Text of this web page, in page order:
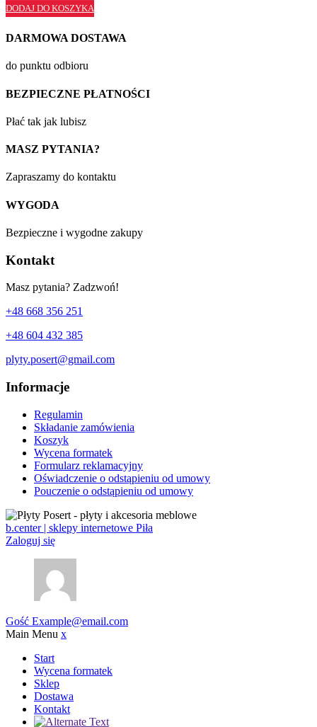
DODAJ DO KOSZYKA
DARMOWA DOSTAWA
do punktu odbioru
BEZPIECZNE PŁATNOŚCI
Płać tak jak lubisz
MASZ PYTANIA?
Zapraszamy do kontaktu
WYGODA
Bezpieczne i wygodne zakupy
Kontakt
Masz pytania? Zadzwoń!
+48 668 356 251
+48 604 432 385
plyty.posert@gmail.com
Informacje
Regulamin
Składanie zamówienia
Koszyk
Wycena formatek
Formularz reklamacyjny
Oświadczenie o odstąpieniu od umowy
Pouczenie o odstąpieniu od umowy
b.center | sklepy internetowe Piła
Zaloguj się
Gość Example@email.com
Main Menu x
Start
Wycena formatek
Sklep
Dostawa
Kontakt